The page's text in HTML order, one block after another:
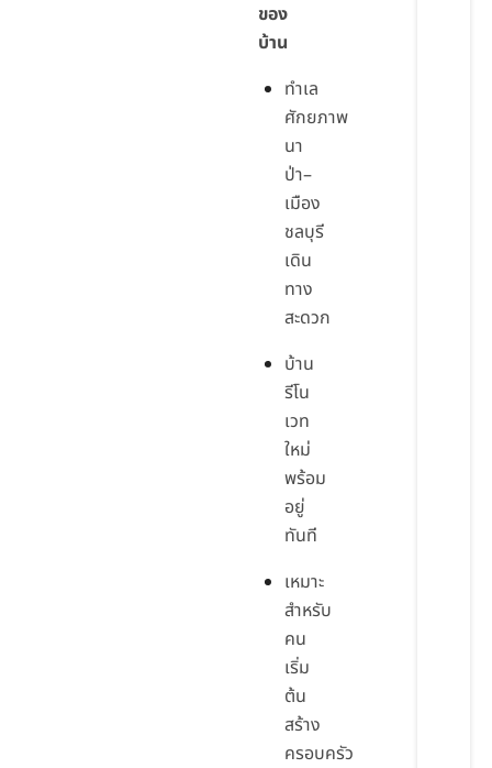
ของ
บ้าน
ทำเล
ศักยภาพ
นา
ป่า–
เมือง
ชลบุรี
เดิน
ทาง
สะดวก
บ้าน
รีโน
เวท
ใหม่
พร้อม
อยู่
ทันที
เหมาะ
สำหรับ
คน
เริ่ม
ต้น
สร้าง
ครอบครัว